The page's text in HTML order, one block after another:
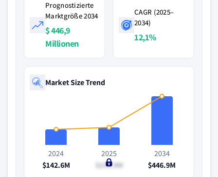
Prognostizierte
Marktgröße 2034
$ 446,9
Millionen
CAGR (2025–
2034)
12,1%
Market Size Trend
2024
$142.6M
2025
$159.9M
2034
$446.9M